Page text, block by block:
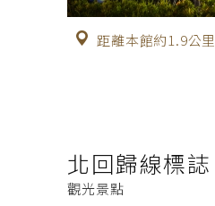
距離本館約1.9公里
北回歸線標誌
觀光景點